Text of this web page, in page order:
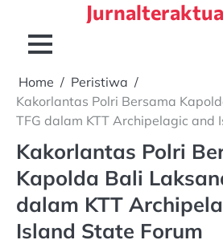
content
Home
Peristiwa
Kakorlantas Polri Bersama
TFG dalam KTT Archipelagic and
Kakorlantas Polri
Kapolda Bali
dalam KTT
Island State Forum